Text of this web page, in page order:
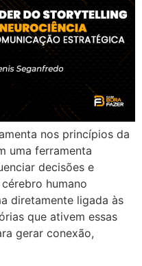
nos princípios da
uma ferramenta
decisões e
humano
diretamente ligada às
que ativem essas
gerar conexão,